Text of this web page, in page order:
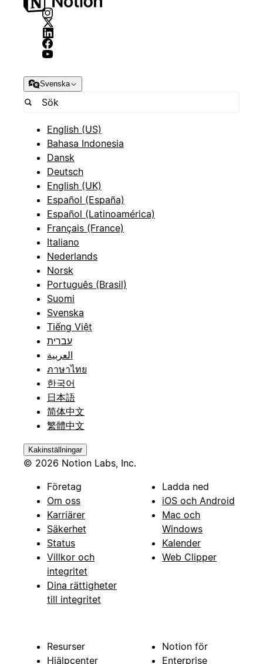
Svenska
English (US)
Bahasa Indonesia
Dansk
Deutsch
English (UK)
Español (España)
Español (Latinoamérica)
Français (France)
Italiano
Nederlands
Norsk
Português (Brasil)
Suomi
Svenska
Tiếng Việt
עברית
العربية
ภาษาไทย
한국어
日本語
简体中文
繁體中文
Kakinställningar
© 2026 Notion Labs, Inc.
Företag
Om oss
Karriärer
Säkerhet
Status
Villkor och
integritet
Dina rättigheter
till integritet
Ladda ned
iOS och Android
Mac och
Windows
Kalender
Web Clipper
Resurser
Hjälpcenter
Notion för
Enterprise